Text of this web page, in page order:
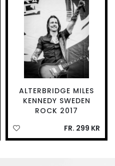
ALTERBRIDGE MILES
KENNEDY SWEDEN
ROCK 2017
FR. 299 KR